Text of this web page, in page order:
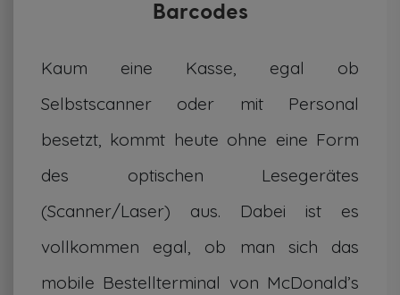
Barcodes
Kaum eine Kasse, egal ob
Selbstscanner oder mit Personal
besetzt, kommt heute ohne eine Form
des optischen Lesegerätes
(Scanner/Laser) aus. Dabei ist es
vollkommen egal, ob man sich das
mobile Bestellterminal von McDonald’s